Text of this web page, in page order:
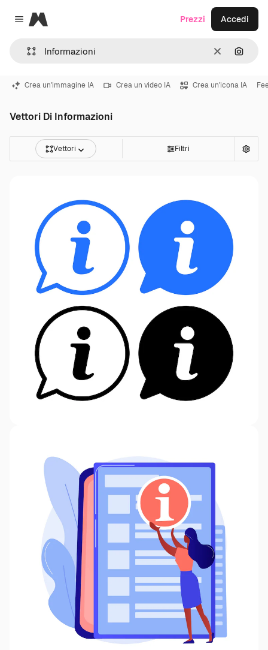
Close menu
Magnific
CancellaCerca
Prezzi Accedi
Crea un'immagine IA Crea un video IA Crea un'icona IA
Vettori Di Informazioni
Vettori Filtri